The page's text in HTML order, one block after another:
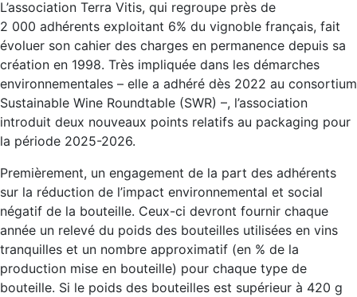
L’association Terra Vitis, qui regroupe près de
2 000 adhérents exploitant 6% du vignoble français, fait
évoluer son cahier des charges en permanence depuis sa
création en 1998. Très impliquée dans les démarches
environnementales – elle a adhéré dès 2022 au consortium
Sustainable Wine Roundtable (SWR) –, l’association
introduit deux nouveaux points relatifs au packaging pour
la période 2025-2026.
Premièrement, un engagement de la part des adhérents
sur la réduction de l’impact environnemental et social
négatif de la bouteille. Ceux-ci devront fournir chaque
année un relevé du poids des bouteilles utilisées en vins
tranquilles et un nombre approximatif (en % de la
production mise en bouteille) pour chaque type de
bouteille. Si le poids des bouteilles est supérieur à 420 g